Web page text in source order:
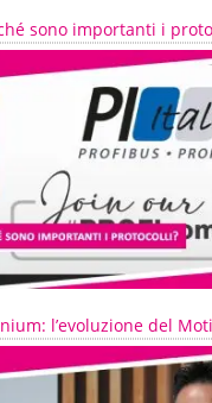
sono importanti i
l’evoluzione del